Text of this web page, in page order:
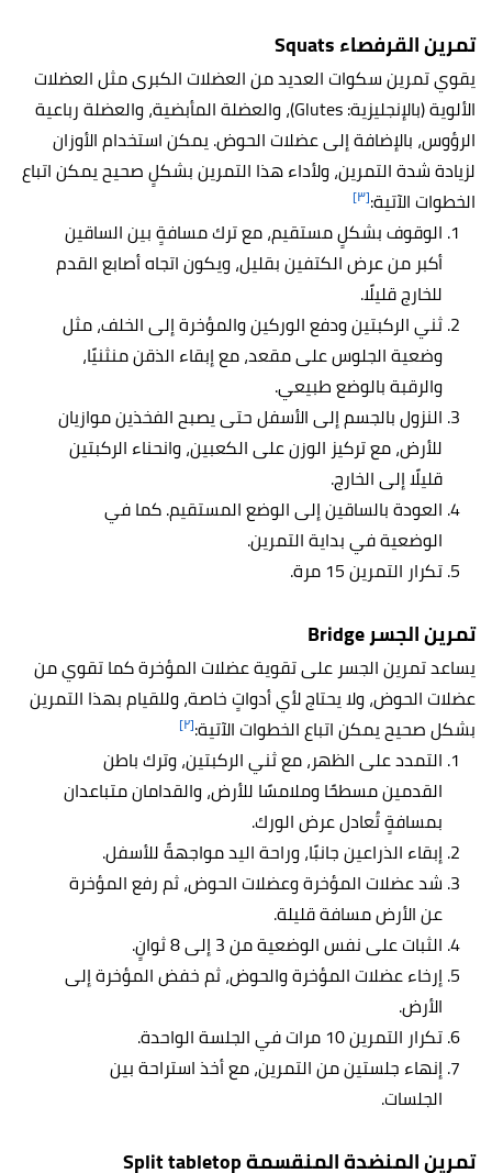
تمرين القرفصاء Squats
يقوي تمرين سكوات العديد من العضلات الكبرى مثل العضلات
الألوية (بالإنجليزية: Glutes)، والعضلة المأبضية، والعضلة رباعية
الرؤوس، بالإضافة إلى عضلات الحوض. يمكن استخدام الأوزان
لزيادة شدة التمرين، ولأداء هذا التمرين بشكلٍ صحيح يمكن اتباع
الخطوات الآتية:[٣]
الوقوف بشكلٍ مستقيم، مع ترك مسافةٍ بين الساقين
أكبر من عرض الكتفين بقليل، ويكون اتجاه أصابع القدم
للخارج قليلًا.
ثني الركبتين ودفع الوركين والمؤخرة إلى الخلف، مثل
وضعية الجلوس على مقعد، مع إبقاء الذقن منثنيًا،
والرقبة بالوضع طبيعي.
النزول بالجسم إلى الأسفل حتى يصبح الفخذين موازيان
للأرض، مع تركيز الوزن على الكعبين، وانحناء الركبتين
قليلًا إلى الخارج.
العودة بالساقين إلى الوضع المستقيم. كما في
الوضعية في بداية التمرين.
تكرار التمرين 15 مرة.
تمرين الجسر Bridge
يساعد تمرين الجسر على تقوية عضلات المؤخرة كما تقوي من
عضلات الحوض، ولا يحتاج لأي أدواتٍ خاصة، وللقيام بهذا التمرين
بشكل صحيح يمكن اتباع الخطوات الآتية:[٢]
التمدد على الظهر، مع ثني الركبتين، وترك باطن
القدمين مسطحًا وملامسًا للأرض، والقدامان متباعدان
بمسافةٍ تُعادل عرض الورك.
إبقاء الذراعين جانبًا، وراحة اليد مواجهةً للأسفل.
شد عضلات المؤخرة وعضلات الحوض، ثم رفع المؤخرة
عن الأرض مسافة قليلة.
الثبات على نفس الوضعية من 3 إلى 8 ثوانٍ.
إرخاء عضلات المؤخرة والحوض، ثم خفض المؤخرة إلى
الأرض.
تكرار التمرين 10 مرات في الجلسة الواحدة.
إنهاء جلستين من التمرين، مع أخذ استراحة بين
الجلسات.
تمرين المنضدة المنقسمة Split tabletop